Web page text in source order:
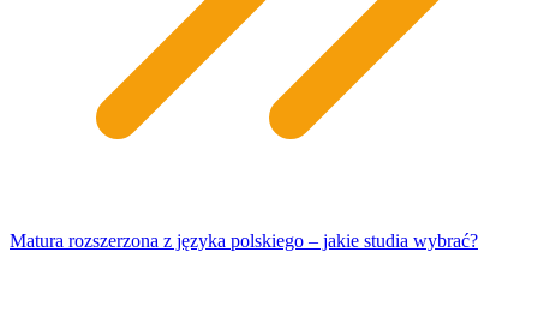
Matura rozszerzona z języka polskiego – jakie studia wybrać?